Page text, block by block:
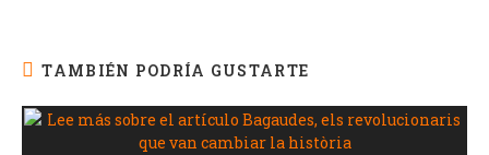
TAMBIÉN PODRÍA GUSTARTE